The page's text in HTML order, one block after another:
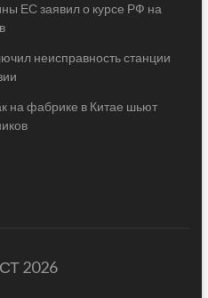
ЕС заявил о курсе РФ на
неисправность станции
на фабрике в Китае шьют
2026